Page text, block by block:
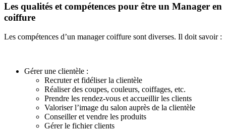
Les qualités et compétences pour être un Manager en
coiffure
Les compétences d’un manager coiffure sont diverses. Il doit savoir :
Gérer une clientèle :
Recruter et fidéliser la clientèle
Réaliser des coupes, couleurs, coiffages, etc.
Prendre les rendez-vous et accueillir les clients
Valoriser l’image du salon auprès de la clientèle
Conseiller et vendre les produits
Gérer le fichier clients